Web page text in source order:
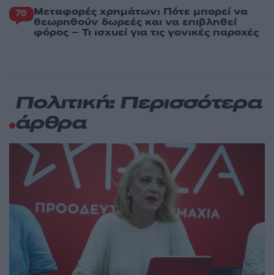
70 Μεταφορές χρημάτων: Πότε μπορεί να
θεωρηθούν δωρεές και να επιβληθεί
φόρος – Τι ισχυεί για τις γονικές παροχές
Πολιτική: Περισσότερα
άρθρα